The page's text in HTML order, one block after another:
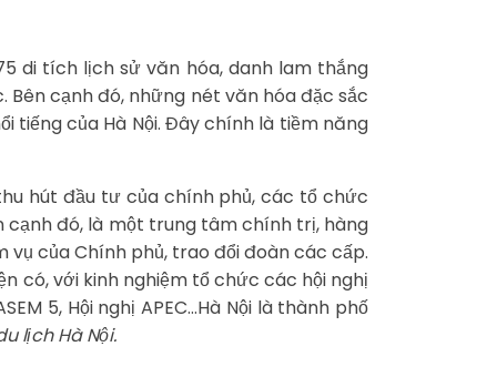
di tích lịch sử văn hóa, danh lam thắng
cạnh đó, những nét văn hóa đặc sắc
tiếng của Hà Nội. Đây chính là tiềm năng
hút đầu tư của chính phủ, các tổ chức
cạnh đó, là một trung tâm chính trị, hàng
vụ của Chính phủ, trao đổi đoàn các cấp.
có, với kinh nghiệm tổ chức các hội nghị
5, Hội nghị APEC…Hà Nội là thành phố
lịch Hà Nội.